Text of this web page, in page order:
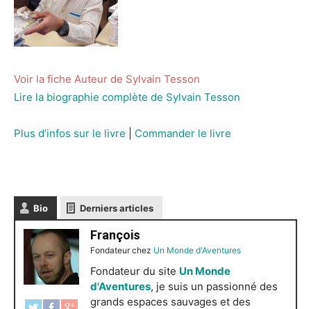
Voir la fiche Auteur de Sylvain Tesson
Lire la biographie complète de Sylvain Tesson
Plus d’infos sur le livre Commander le livre
Bio Derniers articles
François
Fondateurchez Un Monde d'Aventures
Fondateur du site Un Monde
d'Aventures, je suis un passionné des
grands espaces sauvages et des